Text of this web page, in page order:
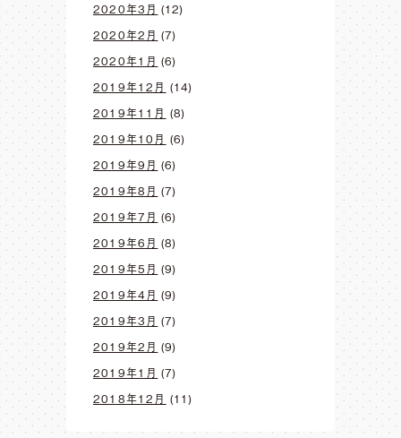
2020年3月 (12)
2020年2月 (7)
2020年1月 (6)
2019年12月 (14)
2019年11月 (8)
2019年10月 (6)
2019年9月 (6)
2019年8月 (7)
2019年7月 (6)
2019年6月 (8)
2019年5月 (9)
2019年4月 (9)
2019年3月 (7)
2019年2月 (9)
2019年1月 (7)
2018年12月 (11)